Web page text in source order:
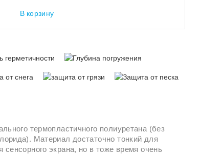
В корзину
термопластичного полиуретана (без
Материал достаточно тонкий для
сенсорного экрана, но в тоже время очень